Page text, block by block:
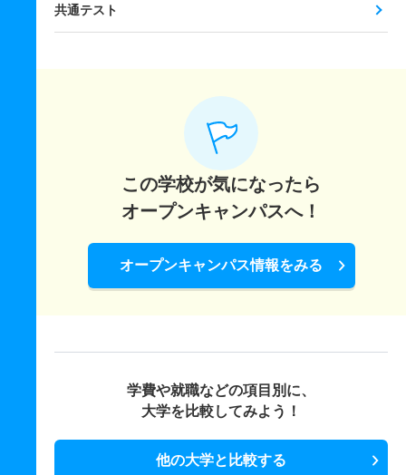
共通テスト
この学校が気になったら
オープンキャンパスへ！
オープンキャンパス情報をみる
学費や就職などの項目別に、
大学を比較してみよう！
他の大学と比較する